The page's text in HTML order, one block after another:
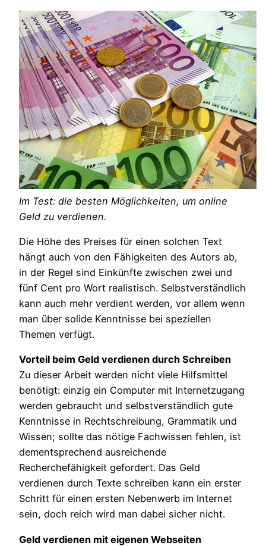
Im Test: die besten Möglichkeiten, um online
Geld zu verdienen.
Die Höhe des Preises für einen solchen Text
hängt auch von den Fähigkeiten des Autors ab,
in der Regel sind Einkünfte zwischen zwei und
fünf Cent pro Wort realistisch. Selbstverständlich
kann auch mehr verdient werden, vor allem wenn
man über solide Kenntnisse bei speziellen
Themen verfügt.
Vorteil beim Geld verdienen durch Schreiben
Zu dieser Arbeit werden nicht viele Hilfsmittel
benötigt: einzig ein Computer mit Internetzugang
werden gebraucht und selbstverständlich gute
Kenntnisse in Rechtschreibung, Grammatik und
Wissen; sollte das nötige Fachwissen fehlen, ist
dementsprechend ausreichende
Recherchefähigkeit gefordert. Das Geld
verdienen durch Texte schreiben kann ein erster
Schritt für einen ersten Nebenwerb im Internet
sein, doch reich wird man dabei sicher nicht.
Geld verdienen mit eigenen Webseiten